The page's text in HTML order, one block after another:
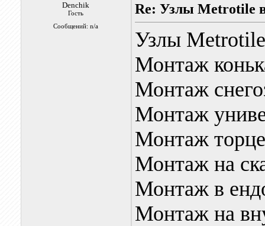
Denchik
Гость
Сообщений: n/a
Re: Узлы Metrotile
Узлы
Монтаж
Монтаж
Монтаж
Монтаж
Монтаж на
Монтаж в
Монтаж на